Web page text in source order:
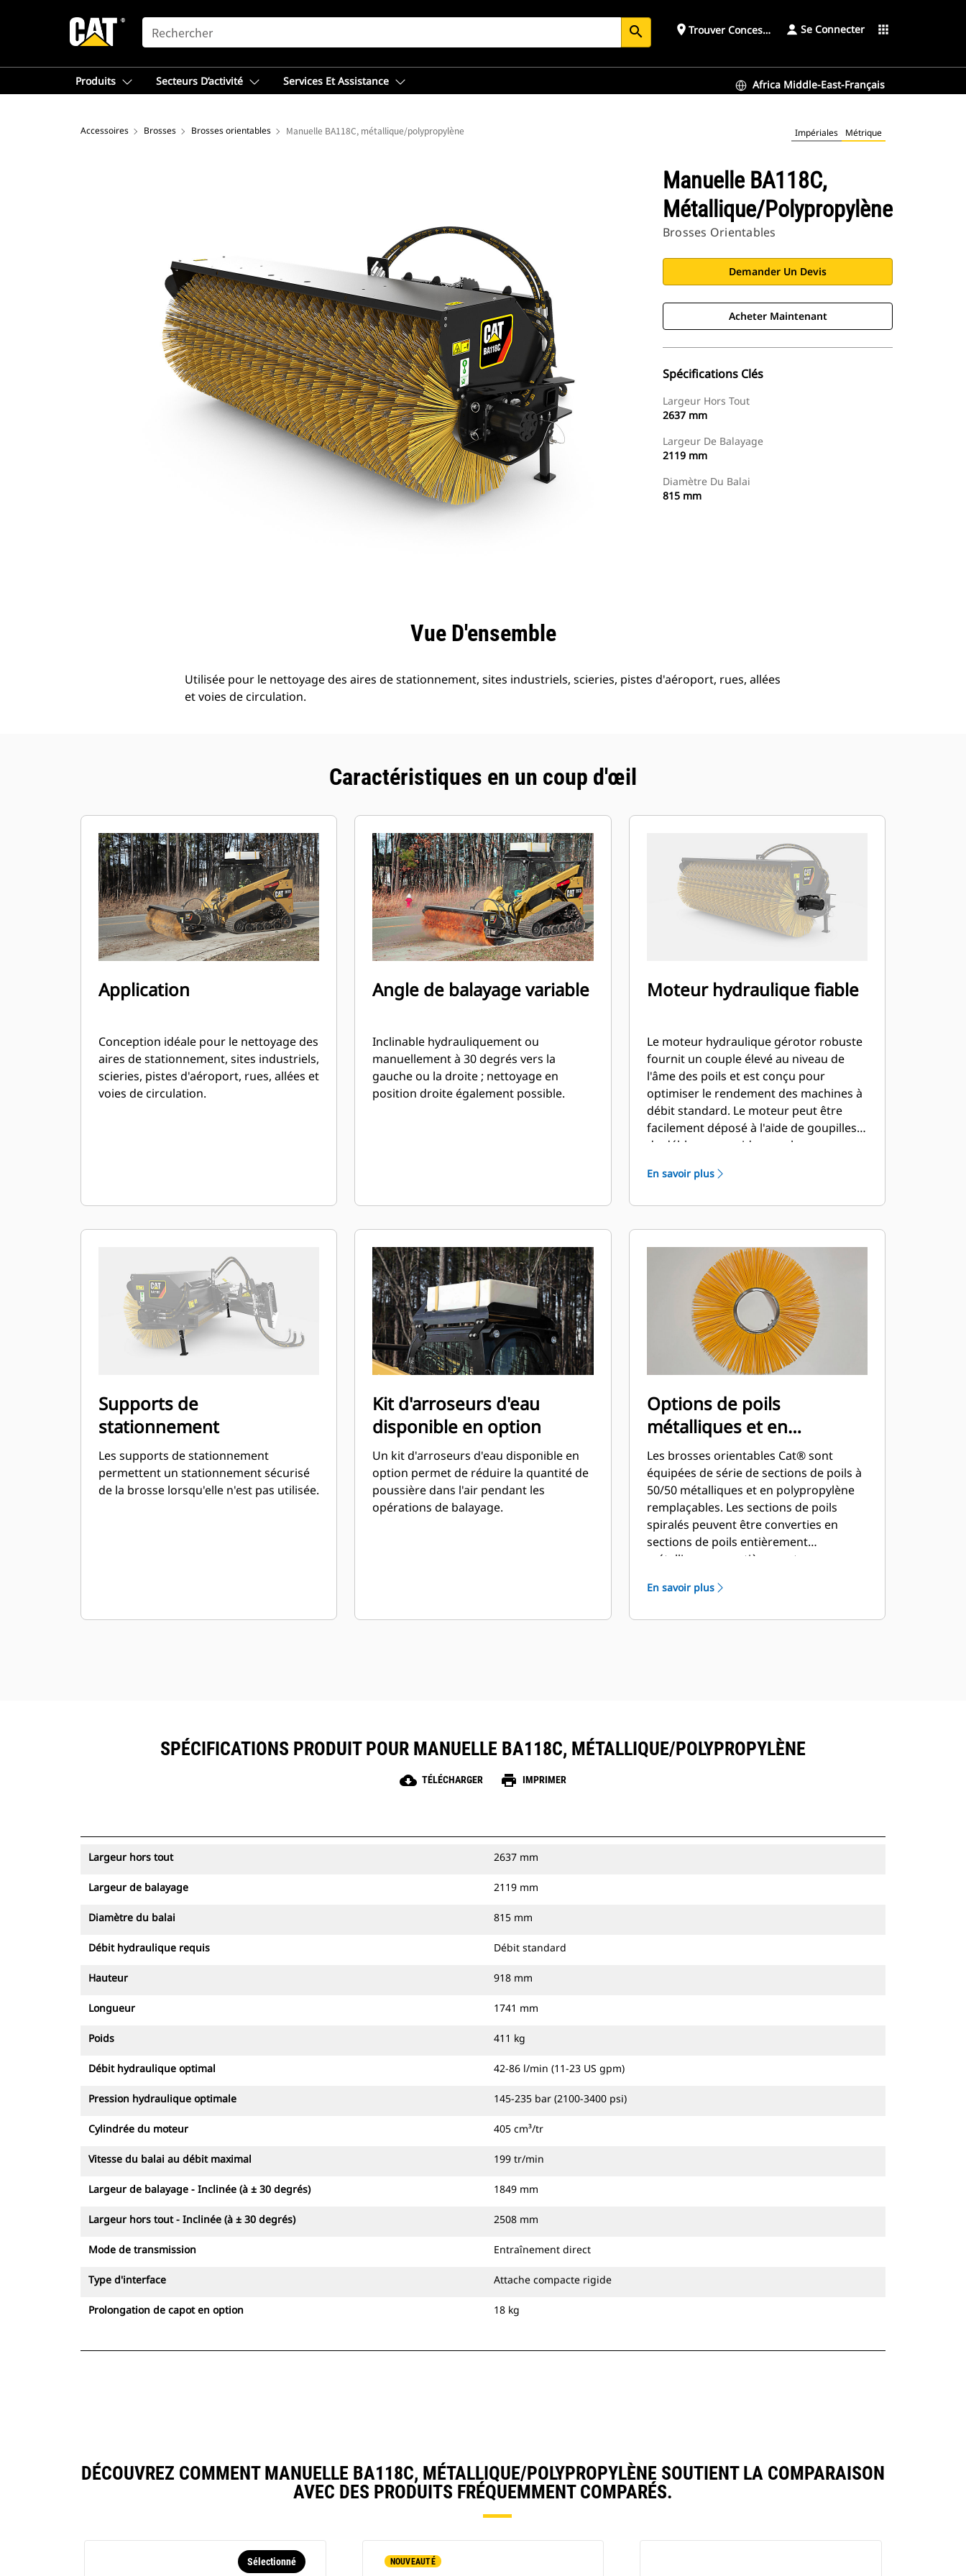
SEARCH search place Trouver ConcessionnaireSe Connecter apps
Produits Secteurs D’activité Services Et Assistance Africa Middle-East-Français
Accessoires Brosses Brosses orientables Manuelle BA118C, métallique/polypropylène Impériales Métrique
Manuelle BA118C,
Métallique/polypropylène
Brosses Orientables
Demander Un Devis
Acheter Maintenant
Spécifications Clés
Largeur Hors Tout
2637 mm
Largeur De Balayage
2119 mm
Diamètre Du Balai
815 mm
Vue D'ensemble
Utilisée pour le nettoyage des aires de stationnement, sites industriels, scieries, pistes d'aéroport, rues, allées
et voies de circulation.
Caractéristiques en un coup d'œil
Application
Conception idéale pour le nettoyage des
aires de stationnement, sites industriels,
scieries, pistes d'aéroport, rues, allées et
voies de circulation.
Angle de balayage variable
Inclinable hydrauliquement ou
manuellement à 30 degrés vers la
gauche ou la droite ; nettoyage en
position droite également possible.
Moteur hydraulique fiable
Le moteur hydraulique gérotor robuste
fournit un couple élevé au niveau de
l'âme des poils et est conçu pour
optimiser le rendement des machines à
débit standard. Le moteur peut être
facilement déposé à l'aide de goupilles
de déblocage rapide pour le
En savoir plus
Supports de
stationnement
Les supports de stationnement
permettent un stationnement sécurisé
de la brosse lorsqu'elle n'est pas utilisée.
Kit d'arroseurs d'eau
disponible en option
Un kit d'arroseurs d'eau disponible en
option permet de réduire la quantité de
poussière dans l'air pendant les
opérations de balayage.
Options de poils
métalliques et en
polypropylène
Les brosses orientables Cat® sont
équipées de série de sections de poils à
50/50 métalliques et en polypropylène
remplaçables. Les sections de poils
spiralés peuvent être converties en
sections de poils entièrement
métalliques ou entièrement en
spéciales.
En savoir plus
SPÉCIFICATIONS PRODUIT POUR MANUELLE BA118C, MÉTALLIQUE/POLYPROPYLÈNE
cloud_download TÉLÉCHARGER print IMPRIMER
Largeur hors tout 2637 mm
Largeur de balayage 2119 mm
Diamètre du balai 815 mm
Débit hydraulique requis Débit standard
Hauteur 918 mm
Longueur 1741 mm
Poids 411 kg
Débit hydraulique optimal 42-86 l/min (11-23 US gpm)
Pression hydraulique optimale 145-235 bar (2100-3400 psi)
Cylindrée du moteur 405 cm³/tr
Vitesse du balai au débit maximal 199 tr/min
Largeur de balayage - Inclinée (à ± 30 degrés) 1849 mm
Largeur hors tout - Inclinée (à ± 30 degrés) 2508 mm
Mode de transmission Entraînement direct
Type d'interface Attache compacte rigide
Prolongation de capot en option 18 kg
DÉCOUVREZ COMMENT MANUELLE BA118C, MÉTALLIQUE/POLYPROPYLÈNE SOUTIENT LA COMPARAISON
AVEC DES PRODUITS FRÉQUEMMENT COMPARÉS.
Sélectionné NOUVEAUTÉ